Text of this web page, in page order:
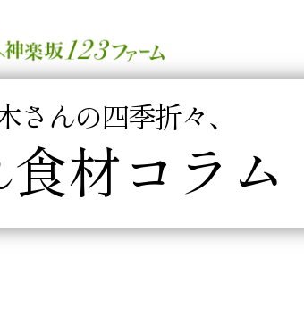
さんの四季折々、
材コラム